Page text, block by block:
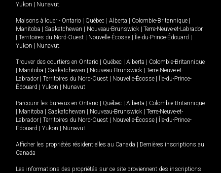
Yukon | Nunavut.
Maisons à louer - Ontario | Québec | Alberta | Colombie-Britannique |
Manitoba | Saskatchewan | Nouveau-Brunswick | Terre-Neuve-et-Labrador
| Territoires du Nord-Ouest | Nouvelle-Écosse | Île-du-Prince-Édouard |
Yukon | Nunavut.
Trouver des courtiers en Ontario | Québec | Alberta | Colombie-Britannique
| Manitoba | Saskatchewan | Nouveau-Brunswick | Terre-Neuve-et-
Labrador | Territoires du Nord-Ouest | Nouvelle-Écosse | Île-du-Prince-
Édouard | Yukon | Nunavut
Parcourir les bureaux en Ontario | Québec | Alberta | Colombie-Britannique
| Manitoba | Saskatchewan | Nouveau-Brunswick | Terre-Neuve-et-
Labrador | Territoires du Nord-Ouest | Nouvelle-Écosse | Île-du-Prince-
Édouard | Yukon | Nunavut
Afficher les propriétés résidentielles au Canada | Dernières inscriptions au
Canada
Les informations des propriétés sur ce site proviennent des inscriptions